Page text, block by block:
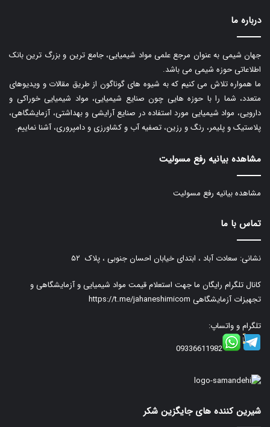
درباره ما
جهان شیمی به عنوان مرجع علمی مواد شیمیایی، جامع ترین و بزرگ ترین بانک
اطلاعاتی حوزه شیمی می باشد.
ما همواره تلاش می کنیم که به شیوه های گوناگون از طریق مقالات و ویدیوهای
متعدد، شما را با حوزه هایی چون صنایع شیمیایی، مواد شیمیایی خوراکی و
دارویی، مواد شیمیایی مورد استفاده در صنایع آرایشی و بهداشتی، آزمایشگاهی،
پلاستیک و پلیمر، رنگ و رزین، تصفیه آب و کشاورزی و دامپروری، آشنا نماییم.
مشاهده بیانیه رفع مسولیت
مشاهده بیانیه رفع مسولیت
تماس با ما
نشانی: سعادت آباد ، ابتدای خیابان احسان جنوبی ، پلاک ۵۲
کانال تلگرام رایگان ما جهت استعلام قیمت مواد شیمیایی و آزمایشگاهی و
تجهیزات آزمایشگاهی https://t.me/jahaneshimicom
تلگرام و واتساپ:
09336611982
شیرین کننده های جایگزین شکر